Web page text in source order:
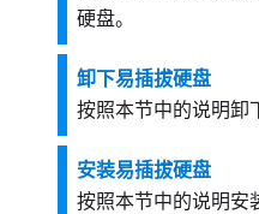
硬盘。
卸下易插拔硬盘
按照本节中的说明卸
安装易插拔硬盘
按照本节中的说明安